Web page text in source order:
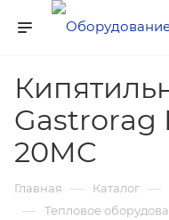
Gastrorag
20MC
Главная — Каталог —
— Тепловое